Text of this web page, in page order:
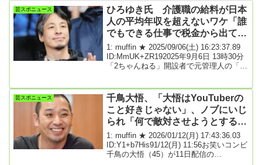
意見が出ているとXで明かした。自身の
一部の仕事が白紙になるなどの影響があ
ったとし、「普通に大迷惑」と怒りをあ
らわにした。怒りの対象を明示している
わけではないが、小学館の漫画配信アプ
リ「マンガワン」問題への意見として受
け止められている。田村氏の公式サイ
ト...
芸スポニュース
ひろゆき氏 介護職の給料が日本
人の平均年収を超えないワケ「誰
でもできる仕事で税金から出てる
から」「ふざけるなってなる」
1: muffin ★ 2025/09/06(土) 16:23:37.89
ID:MmUK+ZR192025年9月6日 13時30分
「2ちゃんねる」開設者で元管理人の「ひ
ぶしラジオ」で介護職の給料が上がらな
い理由について私見を述べた。「介護の
仕事をしています、なぜ給料が上がらな
いでしょうか？」と聞かれたひろゆき氏
は「上がりません、税金から出る仕事だ
からです」と即答した。「その介護の仕
事はすごく大変だよねっていうのは分か
り...
芸スポニュース
千鳥大悟、「大悟はYouTuberの
こと好きじゃない」、ノブにいじ
られ「何で敵対させようとする
の？しょうもないもん見るなって
言っただけ」
1: muffin ★ 2026/01/12(月) 17:43:36.03
ID:Y1+b7His91/12(月) 11:56お笑いコンビ
千鳥の大悟（45）が11日配信の